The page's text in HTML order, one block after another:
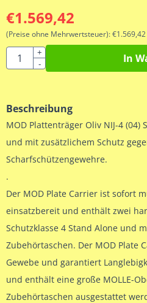
€1.569,42
(Preise ohne Mehrwertsteuer):€1.569,42
Anzahl
+
-
In
Beschreibung
MOD Plattenträger Oliv NIJ-4 (04)
und mit zusätzlichem Schutz
Scharfschützengewehre.
.
Der MOD Plate Carrier ist sofort
einsatzbereit und enthält zwei
Schutzklasse 4 Stand Alone und
Zubehörtaschen. Der MOD Plate
Gewebe und garantiert
und enthält eine große MOLLE-
Zubehörtaschen ausgestattet